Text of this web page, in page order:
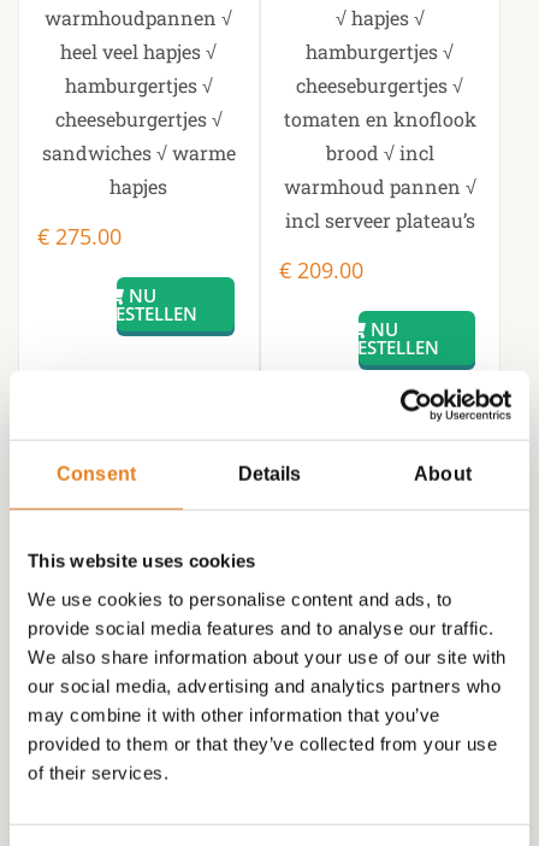
Consent Details About
This website uses cookies
We use cookies to personalise content and ads, to
provide social media features and to analyse our traffic.
We also share information about your use of our site with
our social media, advertising and analytics partners who
may combine it with other information that you’ve
provided to them or that they’ve collected from your use
of their services.
warmhoudpannen √
heel veel hapjes √
hamburgertjes √
cheeseburgertjes √
sandwiches √ warme
hapjes
€ 275.00
√ hapjes √
hamburgertjes √
cheeseburgertjes √
tomaten en knoflook
brood √ incl
warmhoud pannen √
incl serveer plateau’s
€ 209.00
Hapjes buffet #18 – √
hapjes √ warme
hapjes √
hamburgertjes v
cheeseburgertjes √
incl opwarmpan